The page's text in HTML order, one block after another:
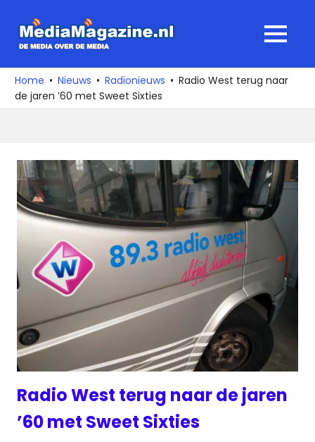
naar
media
over
de
MENU
Home Nieuws Radionieuws
Radio West terug naar
de jaren ’60 met Sweet Sixties
Radio West terug naar de jaren
’60 met Sweet Sixties